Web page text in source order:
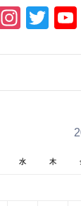
Facebook
水 木